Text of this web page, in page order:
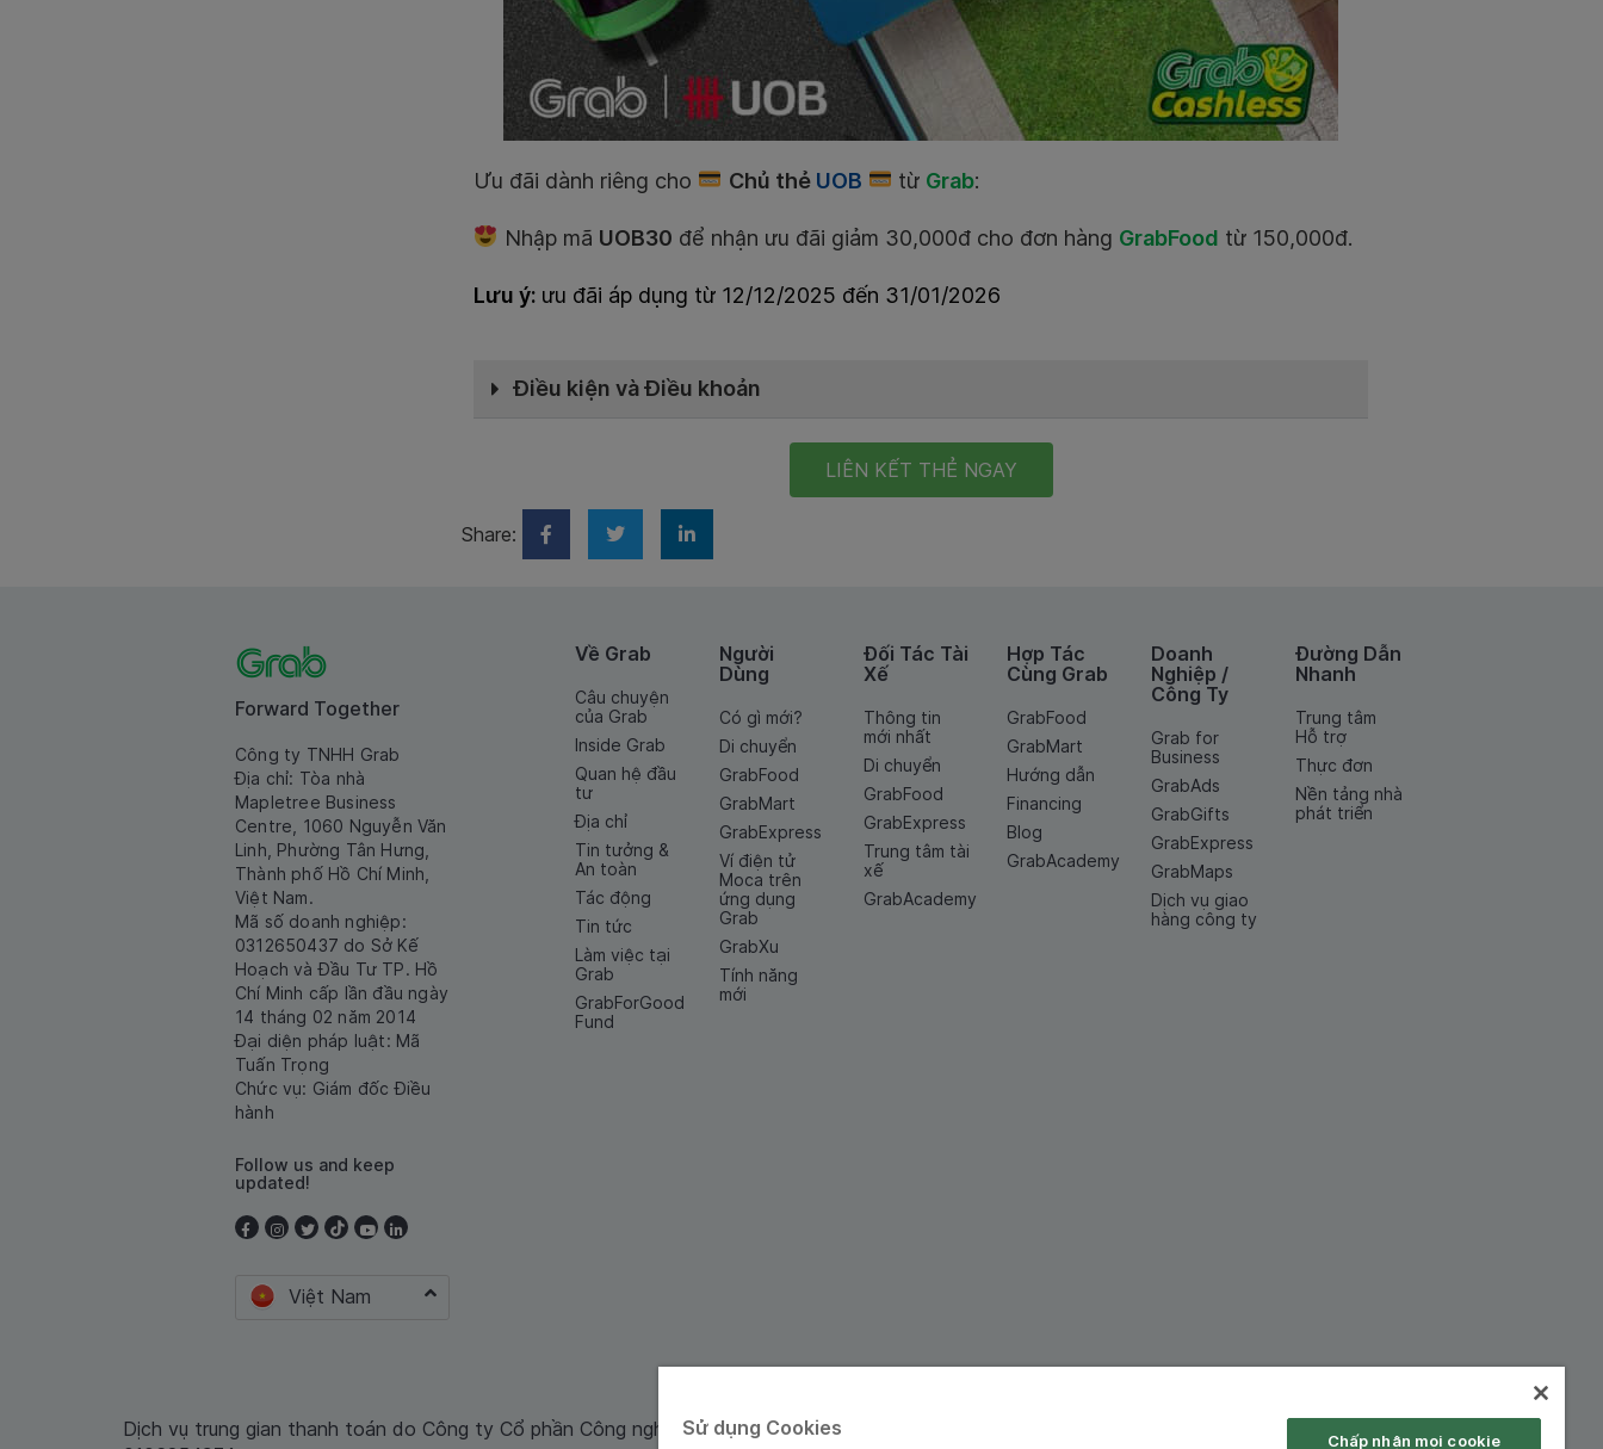
Ưu đãi dành riêng cho Chủ thẻ UOB từ Grab:
Nhập mã UOB30 để nhận ưu đãi giảm 30,000đ cho đơn hàng GrabFood từ 150,000đ.
Lưu ý: ưu đãi áp dụng từ 12/12/2025 đến 31/01/2026
Điều kiện và Điều khoản
LIÊN KẾT THẺ NGAY
Share:
Forward Together
Công ty TNHH Grab
Địa chỉ: Tòa nhà
Mapletree Business
Centre, 1060 Nguyễn Văn
Linh, Phường Tân Hưng,
Thành phố Hồ Chí Minh,
Việt Nam.
Mã số doanh nghiệp:
0312650437 do Sở Kế
Hoạch và Đầu Tư TP. Hồ
Chí Minh cấp lần đầu ngày
14 tháng 02 năm 2014
Đại diện pháp luật: Mã
Tuấn Trọng
Chức vụ: Giám đốc Điều
hành
Follow us and keep
updated!
Việt Nam
Về Grab
Câu chuyện
của Grab
Inside Grab
Quan hệ đầu
tư
Địa chỉ
Tin tưởng &
An toàn
Tác động
Tin tức
Làm việc tại
Grab
GrabForGood
Fund
Người
Dùng
Có gì mới?
Di chuyển
GrabFood
GrabMart
GrabExpress
Ví điện tử
Moca trên
ứng dụng
Grab
GrabXu
Tính năng
mới
Đối Tác Tài
Xế
Thông tin
mới nhất
Di chuyển
GrabFood
GrabExpress
Trung tâm tài
xế
GrabAcademy
Hợp Tác
Cùng Grab
GrabFood
GrabMart
Hướng dẫn
Financing
Blog
GrabAcademy
Doanh
Nghiệp /
Công Ty
Grab for
Business
GrabAds
GrabGifts
GrabExpress
GrabMaps
Dịch vụ giao
hàng công ty
Đường Dẫn
Nhanh
Trung tâm
Hỗ trợ
Thực đơn
Nền tảng nhà
phát triển
Dịch vụ trung gian thanh toán do Công ty Cổ phần Công nghệ và Dịch Vụ Moca cung cấp. Mã số doanh nghiệp:
Sử dụng Cookies
Chấp nhận mọi cookie